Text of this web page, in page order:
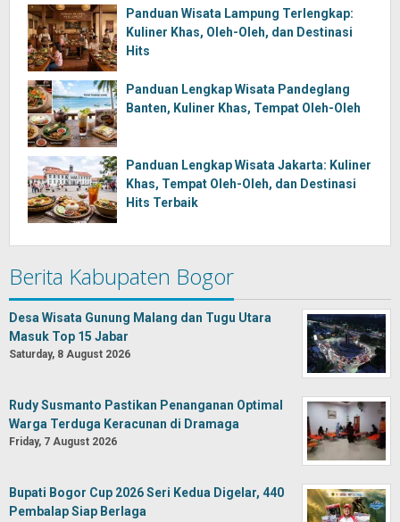
Panduan Wisata Lampung Terlengkap:
Kuliner Khas, Oleh-Oleh, dan Destinasi
Hits
Panduan Lengkap Wisata Pandeglang
Banten, Kuliner Khas, Tempat Oleh-Oleh
Panduan Lengkap Wisata Jakarta: Kuliner
Khas, Tempat Oleh-Oleh, dan Destinasi
Hits Terbaik
Berita Kabupaten Bogor
Desa Wisata Gunung Malang dan Tugu Utara
Masuk Top 15 Jabar
Saturday, 8 August 2026
Rudy Susmanto Pastikan Penanganan Optimal
Warga Terduga Keracunan di Dramaga
Friday, 7 August 2026
Bupati Bogor Cup 2026 Seri Kedua Digelar, 440
Pembalap Siap Berlaga